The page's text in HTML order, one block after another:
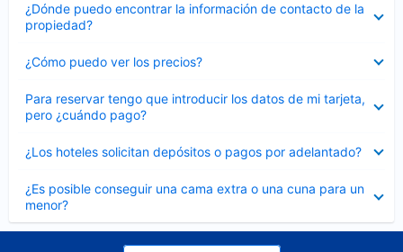
¿Dónde puedo encontrar la información de contacto de la
propiedad?
cerrado
¿Cómo puedo ver los precios?
cerrado
Para reservar tengo que introducir los datos de mi tarjeta,
pero ¿cuándo pago?
cerrado
¿Los hoteles solicitan depósitos o pagos por adelantado?
cerrado
¿Es posible conseguir una cama extra o una cuna para un
menor?
cerrado